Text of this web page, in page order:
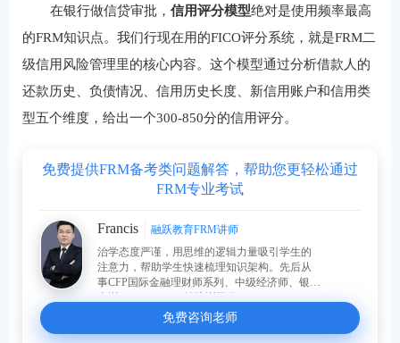
在银行做信贷审批，‌ 信用评分模型‌绝对是使用频率最高
的FRM知识点。我们行现在用的FICO评分系统，就是FRM二
级信用风险管理里的核心内容。这个模型通过分析借款人的
还款历史、负债情况、信用历史长度、新信用账户和信用类
型五个维度，给出一个300-850分的信用评分。
免费提供FRM备考类问题解答，帮助您更轻松通过
FRM专业考试
Francis
融跃教育FRM讲师
治学态度严谨，用思维的逻辑力量吸引学生的
注意力，帮助学生快速梳理知识架构。先后从
事CFP国际金融理财师系列、中级经济师、银行
内训、FRM、CFA等培训工作。
免费咨询老师